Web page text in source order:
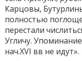
Карцовы,
полностью
перестали
Угличу.
нач.XVI вв не идут».